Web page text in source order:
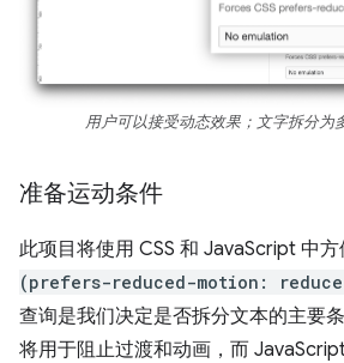
用户可以接受动态效果；文字拆分为
准备运动条件
此项目将使用 CSS 和 JavaScript 中方
(prefers-reduced-motion:
查询是我们决定是否拆分文本的主要
将用于阻止过渡和动画，而